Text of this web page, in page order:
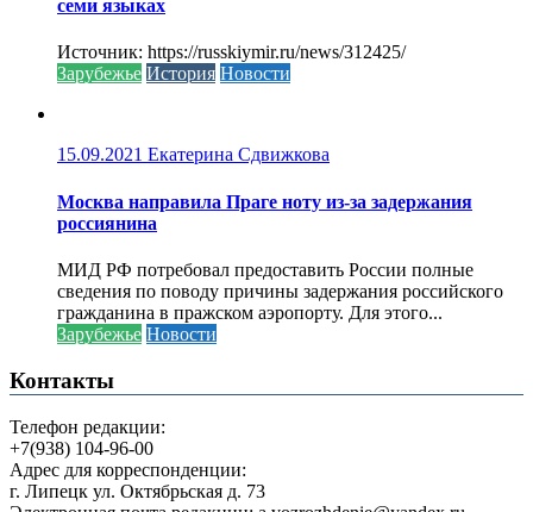
семи языках
Источник: https://russkiymir.ru/news/312425/
Зарубежье История Новости
15.09.2021 Екатерина Сдвижкова
Москва направила Праге ноту из-за задержания
россиянина
МИД РФ потребовал предоставить России полные
сведения по поводу причины задержания российского
гражданина в пражском аэропорту. Для этого...
Зарубежье Новости
Контакты
Телефон редакции:
+7(938) 104-96-00
Адрес для корреспонденции:
г. Липецк ул. Октябрьская д. 73